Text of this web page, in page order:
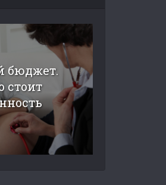
бюджет.
стоит